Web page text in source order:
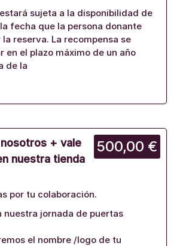
sujeta a la disponibilidad de
fecha que la persona donante
reserva. La recompensa se
en el plazo máximo de un año
de la
500,00 €
+ vale
nuestra tienda
por tu colaboración.
nuestra jornada de puertas
el nombre /logo de tu